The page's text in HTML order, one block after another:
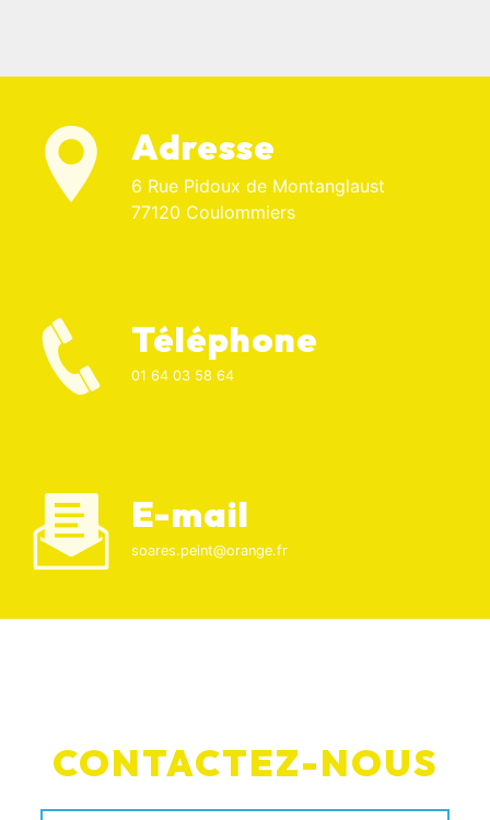
Adresse
6 Rue Pidoux de Montanglaust
77120 Coulommiers
Téléphone
01 64 03 58 64
E-mail
soares.peint@orange.fr
CONTACTEZ-NOUS